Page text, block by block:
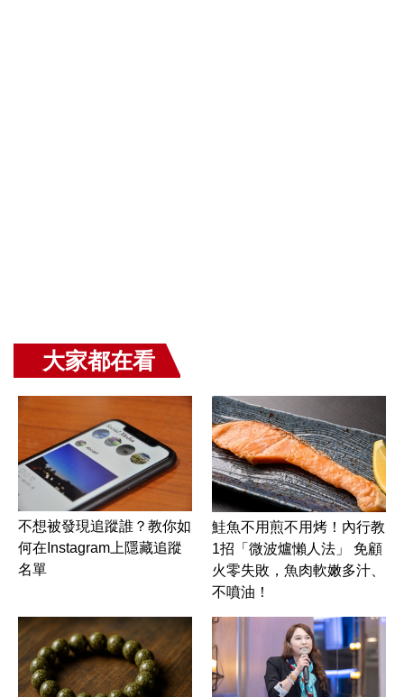
大家都在看
不想被發現追蹤誰？教你如
何在Instagram上隱藏追蹤
名單
鮭魚不用煎不用烤！內行教
1招「微波爐懶人法」 免顧
火零失敗，魚肉軟嫩多汁、
不噴油！